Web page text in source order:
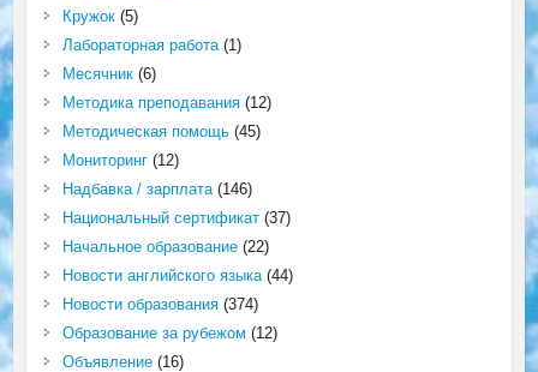
Кружок(5)
Лабораторная работа(1)
Месячник(6)
Методика преподавания(12)
Методическая помощь(45)
Мониторинг(12)
Надбавка / зарплата(146)
Национальный сертификат(37)
Начальное образование(22)
Новости английского языка(44)
Новости образования(374)
Образование за рубежом (12)
Объявление(16)